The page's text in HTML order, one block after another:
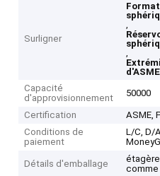
Surligner
,
,
d'ASME
Capacité
d'approvisionnement
50000
Certification
ASME,
Conditions de
paiement
L/C, D/
Détails d'emballage